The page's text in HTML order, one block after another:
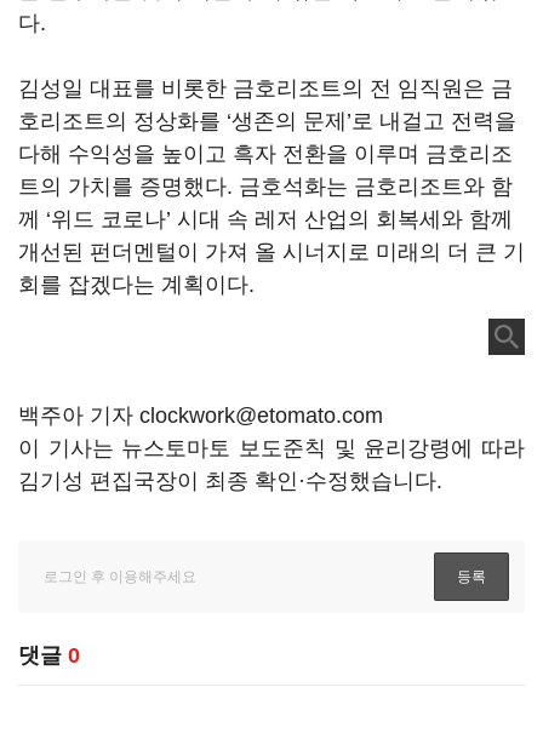
다.
김성일 대표를 비롯한 금호리조트의 전 임직원은 금
호리조트의 정상화를 ‘생존의 문제’로 내걸고 전력을
다해 수익성을 높이고 흑자 전환을 이루며 금호리조
트의 가치를 증명했다. 금호석화는 금호리조트와 함
께 ‘위드 코로나’ 시대 속 레저 산업의 회복세와 함께
개선된 펀더멘털이 가져 올 시너지로 미래의 더 큰 기
회를 잡겠다는 계획이다.
백주아 기자 clockwork@etomato.com
이 기사는 뉴스토마토 보도준칙 및 윤리강령에 따라
김기성 편집국장이 최종 확인·수정했습니다.
댓글 0